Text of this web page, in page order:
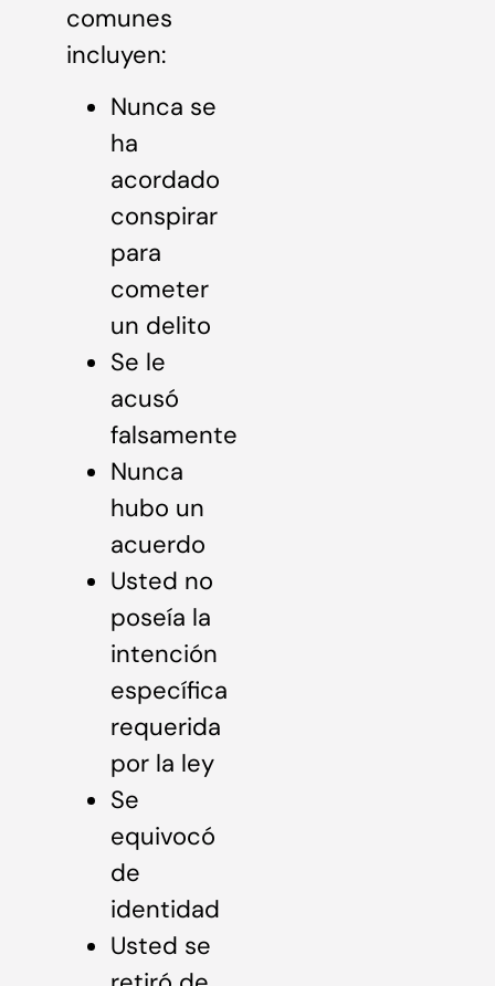
comunes
incluyen:
Nunca se
ha
acordado
conspirar
para
cometer
un delito
Se le
acusó
falsamente
Nunca
hubo un
acuerdo
Usted no
poseía la
intención
específica
requerida
por la ley
Se
equivocó
de
identidad
Usted se